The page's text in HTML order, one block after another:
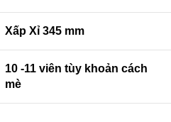
Xấp Xỉ 345 mm
10 -11 viên tùy khoản cách
mè